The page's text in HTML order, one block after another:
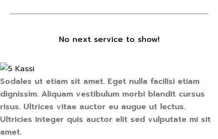
No next service to show!
Sodales ut etiam sit amet. Eget nulla facilisi etiam
dignissim. Aliquam vestibulum morbi blandit cursus
risus. Ultrices vitae auctor eu augue ut lectus.
Ultricies integer quis auctor elit sed vulputate mi sit
amet.